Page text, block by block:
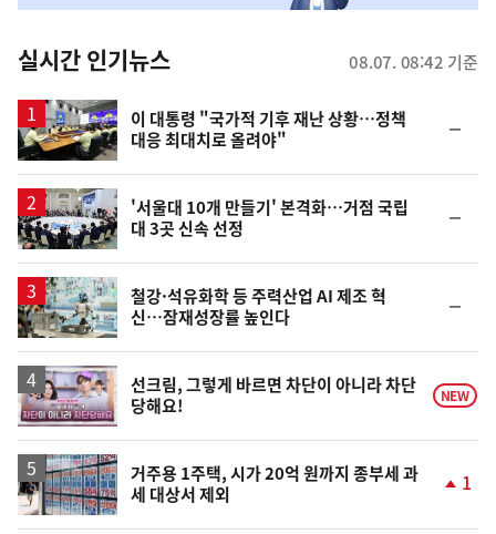
뉴
스
실시간 인기뉴스 08.07. 08:42 기준
이 대통령 "국가적 기후 재난 상황…정책
대응 최대치로 올려야"
일
'서울대 10개 만들기' 본격화…거점 국립
대 3곳 신속 선정
일
철강·석유화학 등 주력산업 AI 제조 혁
신…잠재성장률 높인다
일
영
상
선크림, 그렇게 바르면 차단이 아니라 차단
당해요!
NEW
거주용 1주택, 시가 20억 원까지 종부세 과
세 대상서 제외
1